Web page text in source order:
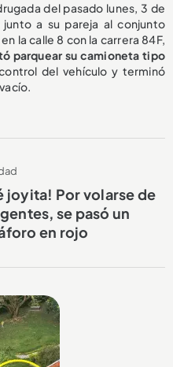
del pasado lunes, 3 de
a su pareja al conjunto
la calle 8 con la carrera 84F,
parquear su camioneta tipo
del vehículo y terminó
joyita! Por volarse de
se pasó un
en rojo